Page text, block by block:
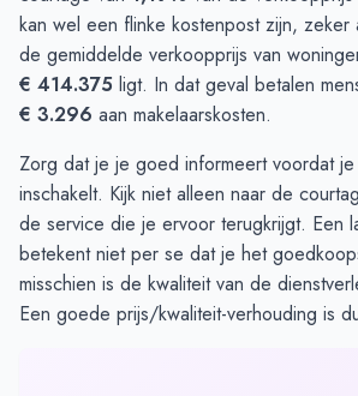
kan wel een flinke kostenpost zijn,
de gemiddelde verkoopprijs van
€ 414.375 ligt. In dat geval betalen
€ 3.296 aan makelaarskosten.
Zorg dat je je goed informeert voordat
inschakelt. Kijk niet alleen naar de
de service die je ervoor terugkrijgt. Een
betekent niet per se dat je het
misschien is de kwaliteit van de
Een goede prijs/kwaliteit-verhouding is